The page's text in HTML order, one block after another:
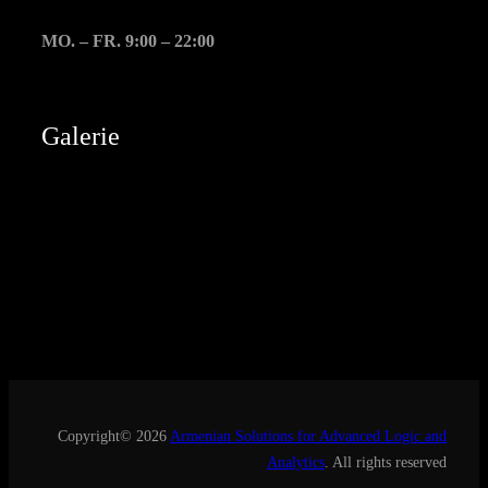
MO. – FR. 9:00 – 22:00
Galerie
Copyright© 2026 Armenian Solutions for Advanced Logic and
Analytics . All rights reserved